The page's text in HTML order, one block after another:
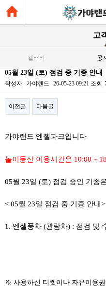
고
갤러리 공
05월 23일 (토) 점검 중 기종 안내
작성자 가야랜드 26-05-23 09:21 조회
이전글 다음글
가야랜드 엔젤파크입니다
놀이동산 이용시간은 10:00 ~
05월 23일 (토) 점검 중인 기종
< 05월 23일 점검 중 기종 안내>
1. 엔젤풍차 (관람차) : 점검 및
※ 사용하신 티켓이나 자유이용